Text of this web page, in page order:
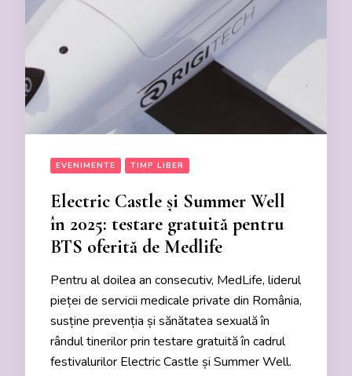
EVENIMENTE TIMP LIBER
Electric Castle și Summer Well
în 2025: testare gratuită pentru
BTS oferită de Medlife
Pentru al doilea an consecutiv, MedLife, liderul
pieței de servicii medicale private din România,
susține prevenția și sănătatea sexuală în
rândul tinerilor prin testare gratuită în cadrul
festivalurilor Electric Castle și Summer Well.